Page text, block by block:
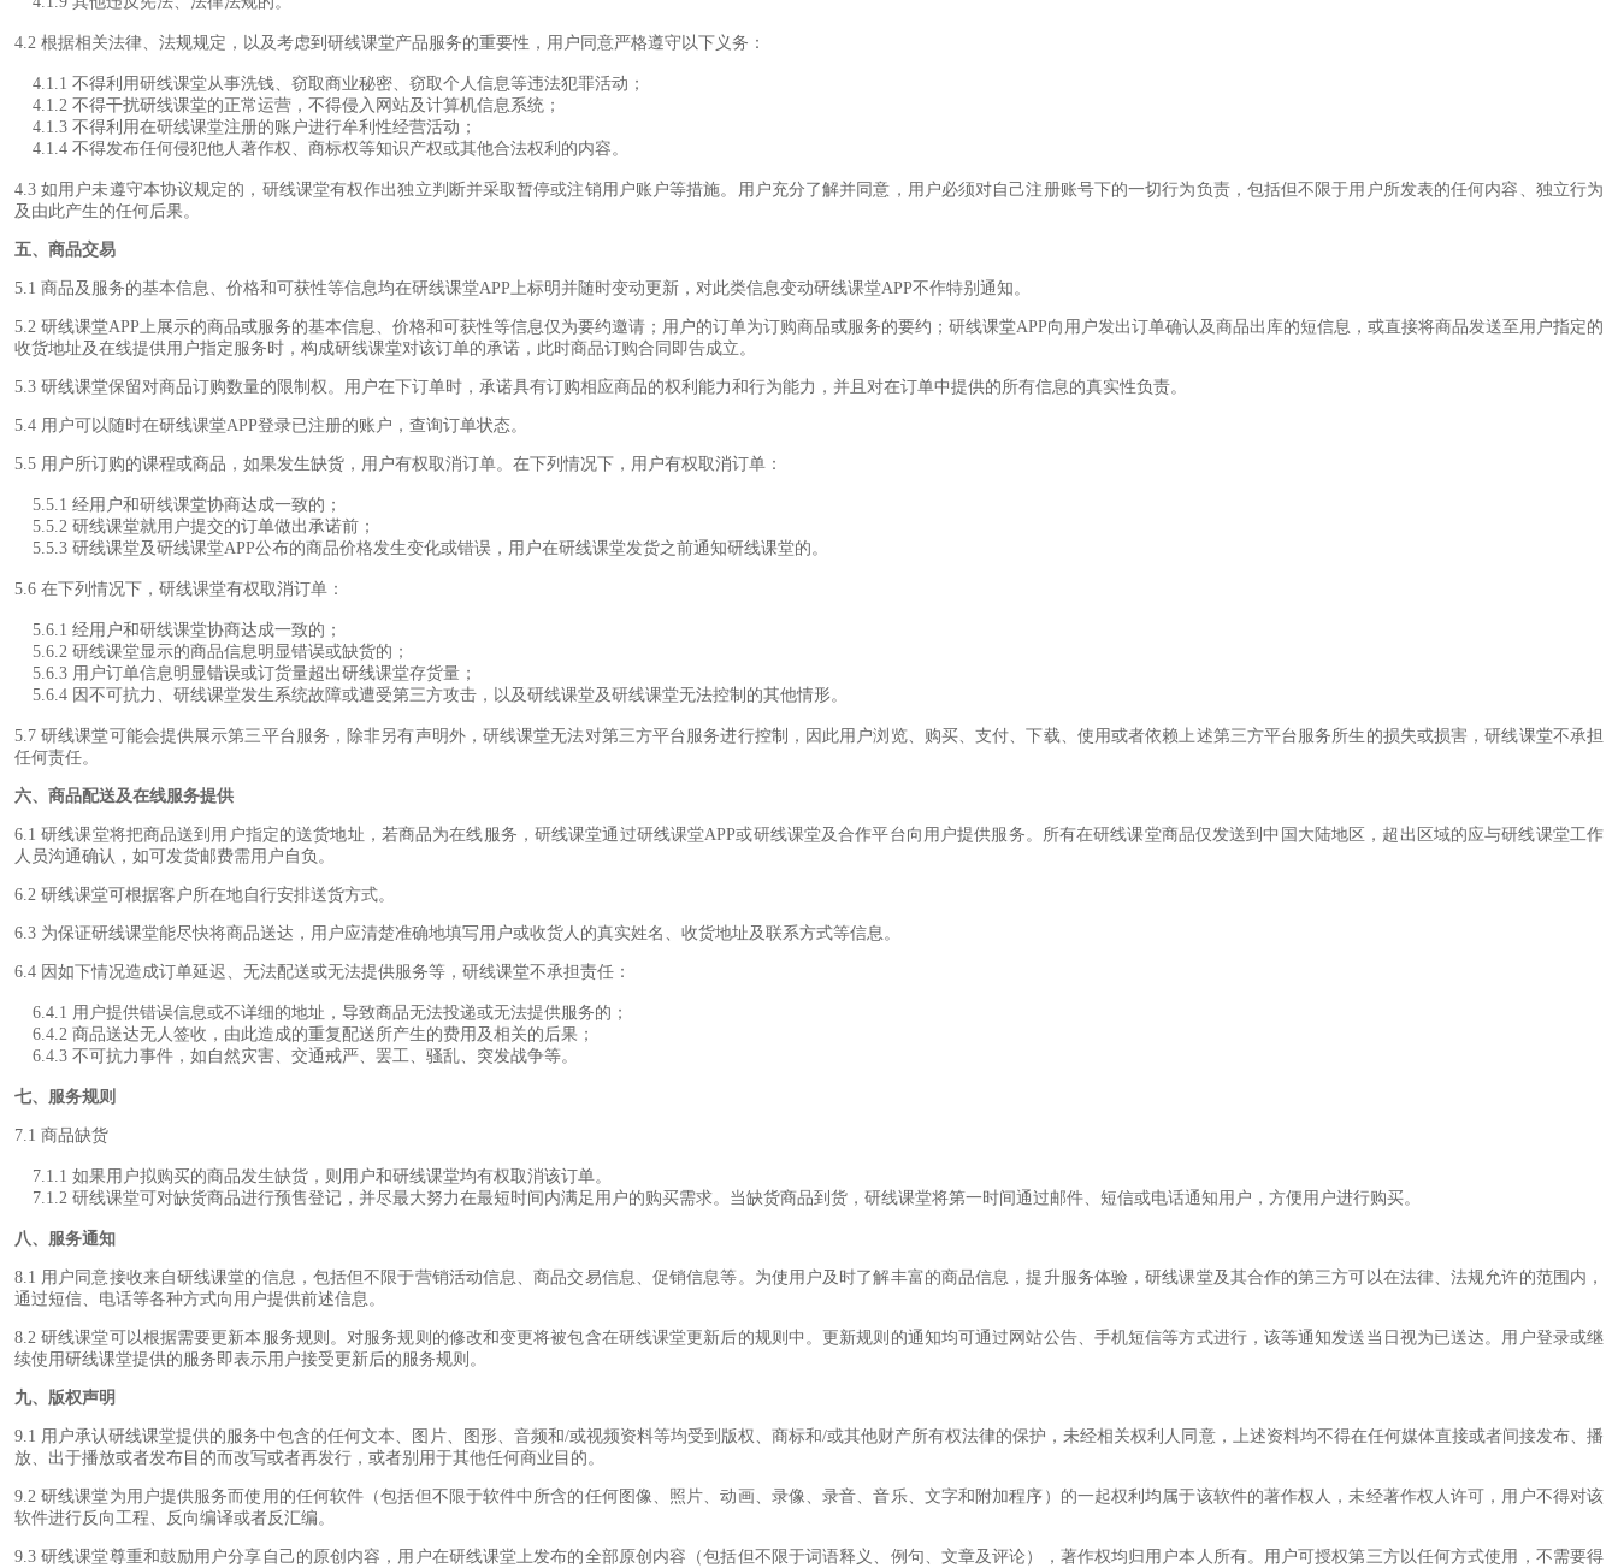
4.2 根据相关法律、法规规定，以及考虑到研线课堂产品服务的重要性，用户同意严格遵守以下义务：
4.1.1 不得利用研线课堂从事洗钱、窃取商业秘密、窃取个人信息等违法犯罪活动；
4.1.2 不得干扰研线课堂的正常运营，不得侵入网站及计算机信息系统；
4.1.3 不得利用在研线课堂注册的账户进行牟利性经营活动；
4.1.4 不得发布任何侵犯他人著作权、商标权等知识产权或其他合法权利的内容。
4.3 如用户未遵守本协议规定的，研线课堂有权作出独立判断并采取暂停或注销用户账户等措施。用户充分了解并同意，用户必须对自己注册账号下的一切行为负责，包括但不限于用户所发表的任何内容、独立行为
及由此产生的任何后果。
五、商品交易
5.1 商品及服务的基本信息、价格和可获性等信息均在研线课堂APP上标明并随时变动更新，对此类信息变动研线课堂APP不作特别通知。
5.2 研线课堂APP上展示的商品或服务的基本信息、价格和可获性等信息仅为要约邀请；用户的订单为订购商品或服务的要约；研线课堂APP向用户发出订单确认及商品出库的短信息，或直接将商品发送至用户指定的
收货地址及在线提供用户指定服务时，构成研线课堂对该订单的承诺，此时商品订购合同即告成立。
5.3 研线课堂保留对商品订购数量的限制权。用户在下订单时，承诺具有订购相应商品的权利能力和行为能力，并且对在订单中提供的所有信息的真实性负责。
5.4 用户可以随时在研线课堂APP登录已注册的账户，查询订单状态。
5.5 用户所订购的课程或商品，如果发生缺货，用户有权取消订单。在下列情况下，用户有权取消订单：
5.5.1 经用户和研线课堂协商达成一致的；
5.5.2 研线课堂就用户提交的订单做出承诺前；
5.5.3 研线课堂及研线课堂APP公布的商品价格发生变化或错误，用户在研线课堂发货之前通知研线课堂的。
5.6 在下列情况下，研线课堂有权取消订单：
5.6.1 经用户和研线课堂协商达成一致的；
5.6.2 研线课堂显示的商品信息明显错误或缺货的；
5.6.3 用户订单信息明显错误或订货量超出研线课堂存货量；
5.6.4 因不可抗力、研线课堂发生系统故障或遭受第三方攻击，以及研线课堂及研线课堂无法控制的其他情形。
5.7 研线课堂可能会提供展示第三平台服务，除非另有声明外，研线课堂无法对第三方平台服务进行控制，因此用户浏览、购买、支付、下载、使用或者依赖上述第三方平台服务所生的损失或损害，研线课堂不承担
任何责任。
六、商品配送及在线服务提供
6.1 研线课堂将把商品送到用户指定的送货地址，若商品为在线服务，研线课堂通过研线课堂APP或研线课堂及合作平台向用户提供服务。所有在研线课堂商品仅发送到中国大陆地区，超出区域的应与研线课堂工作
人员沟通确认，如可发货邮费需用户自负。
6.2 研线课堂可根据客户所在地自行安排送货方式。
6.3 为保证研线课堂能尽快将商品送达，用户应清楚准确地填写用户或收货人的真实姓名、收货地址及联系方式等信息。
6.4 因如下情况造成订单延迟、无法配送或无法提供服务等，研线课堂不承担责任：
6.4.1 用户提供错误信息或不详细的地址，导致商品无法投递或无法提供服务的；
6.4.2 商品送达无人签收，由此造成的重复配送所产生的费用及相关的后果；
6.4.3 不可抗力事件，如自然灾害、交通戒严、罢工、骚乱、突发战争等。
七、服务规则
7.1 商品缺货
7.1.1 如果用户拟购买的商品发生缺货，则用户和研线课堂均有权取消该订单。
7.1.2 研线课堂可对缺货商品进行预售登记，并尽最大努力在最短时间内满足用户的购买需求。当缺货商品到货，研线课堂将第一时间通过邮件、短信或电话通知用户，方便用户进行购买。
八、服务通知
8.1 用户同意接收来自研线课堂的信息，包括但不限于营销活动信息、商品交易信息、促销信息等。为使用户及时了解丰富的商品信息，提升服务体验，研线课堂及其合作的第三方可以在法律、法规允许的范围内，
通过短信、电话等各种方式向用户提供前述信息。
8.2 研线课堂可以根据需要更新本服务规则。对服务规则的修改和变更将被包含在研线课堂更新后的规则中。更新规则的通知均可通过网站公告、手机短信等方式进行，该等通知发送当日视为已送达。用户登录或继
续使用研线课堂提供的服务即表示用户接受更新后的服务规则。
九、版权声明
9.1 用户承认研线课堂提供的服务中包含的任何文本、图片、图形、音频和/或视频资料等均受到版权、商标和/或其他财产所有权法律的保护，未经相关权利人同意，上述资料均不得在任何媒体直接或者间接发布、播
放、出于播放或者发布目的而改写或者再发行，或者别用于其他任何商业目的。
9.2 研线课堂为用户提供服务而使用的任何软件（包括但不限于软件中所含的任何图像、照片、动画、录像、录音、音乐、文字和附加程序）的一起权利均属于该软件的著作权人，未经著作权人许可，用户不得对该
软件进行反向工程、反向编译或者反汇编。
9.3 研线课堂尊重和鼓励用户分享自己的原创内容，用户在研线课堂上发布的全部原创内容（包括但不限于词语释义、例句、文章及评论），著作权均归用户本人所有。用户可授权第三方以任何方式使用，不需要得